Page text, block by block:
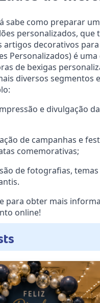
sabe como preparar
personalizados, que
artigos decorativos
Personalizados) é uma
de bexigas
diversos segmentos
e divulgação
de campanhas e
comemorativas;
de fotografias, temas
para obter mais
online!
ts